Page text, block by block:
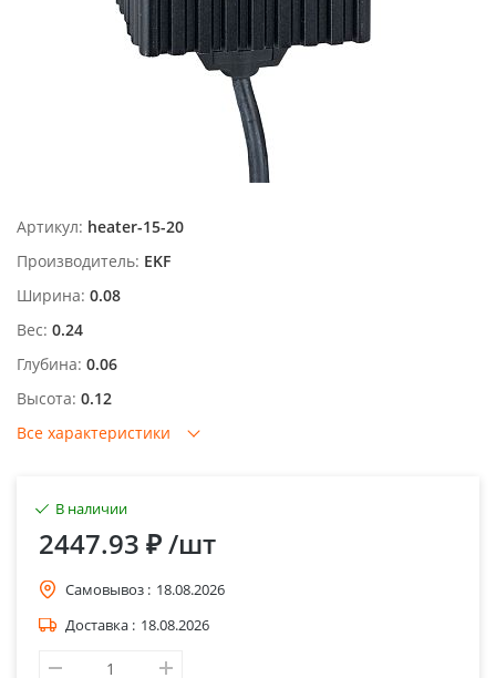
Артикул: heater-15-20
Производитель: EKF
Ширина: 0.08
Вес: 0.24
Глубина: 0.06
Высота: 0.12
Все характеристики
В наличии
2447.93 ₽/шт
Самовывоз : 18.08.2026
Доставка : 18.08.2026